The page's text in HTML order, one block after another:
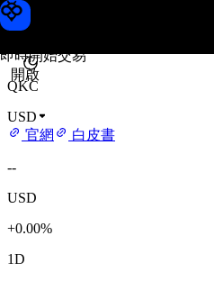
即時開始交易
開啟
QuarkChain 價格
QKC
USD
官網
白皮書
--
USD
+0.00%
1D